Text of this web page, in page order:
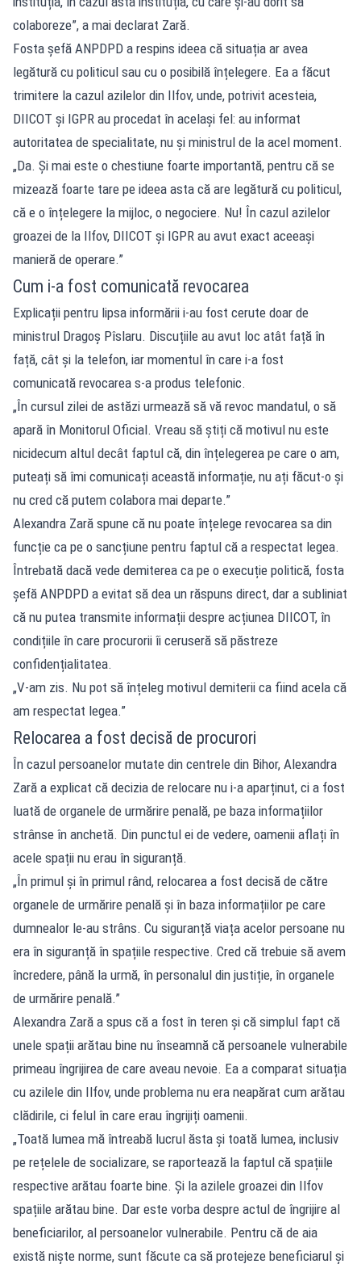
colaboreze”, a mai declarat Zară.
Fosta șefă ANPDPD a respins ideea că situația ar avea
legătură cu politicul sau cu o posibilă înțelegere. Ea a făcut
trimitere la cazul azilelor din Ilfov, unde, potrivit acesteia,
DIICOT și IGPR au procedat în același fel: au informat
autoritatea de specialitate, nu și ministrul de la acel moment.
„Da. Și mai este o chestiune foarte importantă, pentru că se
mizează foarte tare pe ideea asta că are legătură cu politicul,
că e o înțelegere la mijloc, o negociere. Nu! În cazul azilelor
groazei de la Ilfov, DIICOT și IGPR au avut exact aceeași
manieră de operare.”
Cum i-a fost comunicată revocarea
Explicații pentru lipsa informării i-au fost cerute doar de
ministrul Dragoș Pîslaru. Discuțiile au avut loc atât față în
față, cât și la telefon, iar momentul în care i-a fost
comunicată revocarea s-a produs telefonic.
„În cursul zilei de astăzi urmează să vă revoc mandatul, o să
apară în Monitorul Oficial. Vreau să știți că motivul nu este
nicidecum altul decât faptul că, din înțelegerea pe care o am,
puteați să îmi comunicați această informație, nu ați făcut-o și
nu cred că putem colabora mai departe.”
Alexandra Zară spune că nu poate înțelege revocarea sa din
funcție ca pe o sancțiune pentru faptul că a respectat legea.
Întrebată dacă vede demiterea ca pe o execuție politică, fosta
șefă ANPDPD a evitat să dea un răspuns direct, dar a subliniat
că nu putea transmite informații despre acțiunea DIICOT, în
condițiile în care procurorii îi ceruseră să păstreze
confidențialitatea.
„V-am zis. Nu pot să înțeleg motivul demiterii ca fiind acela că
am respectat legea.”
Relocarea a fost decisă de procurori
În cazul persoanelor mutate din centrele din Bihor, Alexandra
Zară a explicat că decizia de relocare nu i-a aparținut, ci a fost
luată de organele de urmărire penală, pe baza informațiilor
strânse în anchetă. Din punctul ei de vedere, oamenii aflați în
acele spații nu erau în siguranță.
„În primul și în primul rând, relocarea a fost decisă de către
organele de urmărire penală și în baza informațiilor pe care
dumnealor le-au strâns. Cu siguranță viața acelor persoane nu
era în siguranță în spațiile respective. Cred că trebuie să avem
încredere, până la urmă, în personalul din justiție, în organele
de urmărire penală.”
Alexandra Zară a spus că a fost în teren și că simplul fapt că
unele spații arătau bine nu înseamnă că persoanele vulnerabile
primeau îngrijirea de care aveau nevoie. Ea a comparat situația
cu azilele din Ilfov, unde problema nu era neapărat cum arătau
clădirile, ci felul în care erau îngrijiți oamenii.
„Toată lumea mă întreabă lucrul ăsta și toată lumea, inclusiv
pe rețelele de socializare, se raportează la faptul că spațiile
respective arătau foarte bine. Și la azilele groazei din Ilfov
spațiile arătau bine. Dar este vorba despre actul de îngrijire al
beneficiarilor, al persoanelor vulnerabile. Pentru că de aia
există niște norme, sunt făcute ca să protejeze beneficiarul și